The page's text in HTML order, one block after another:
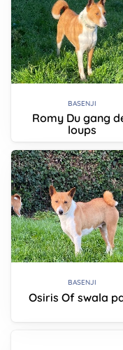
BASENJI
Romy Du gang
loups
BASENJI
Osiris Of swala